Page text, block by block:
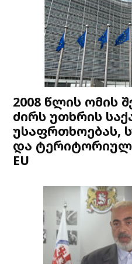
2008 წლის ომის
ძირს უთხრის
უსაფრთხოებას,
და ტერიტორიულ
EU